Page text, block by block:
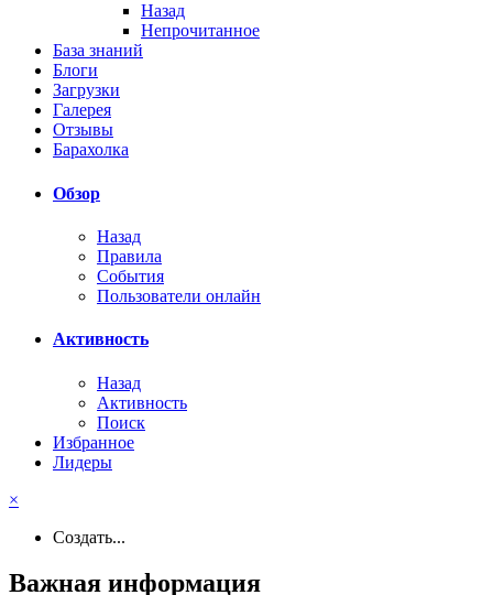
Назад
Непрочитанное
База знаний
Блоги
Загрузки
Галерея
Отзывы
Барахолка
Обзор
Назад
Правила
События
Пользователи онлайн
Активность
Назад
Активность
Поиск
Избранное
Лидеры
×
Создать...
Важная информация